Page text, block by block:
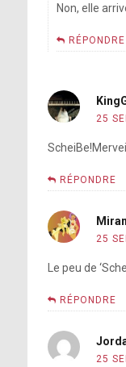
Non, elle
RÉPONDRE
25
RÉPONDRE
25
Le peu de
RÉPONDRE
25